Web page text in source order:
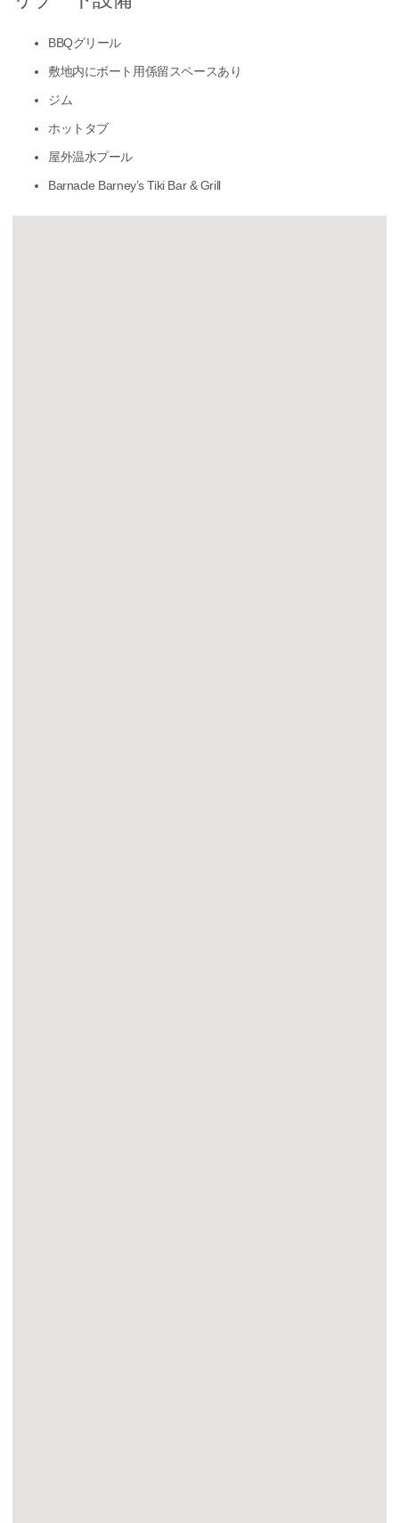
BBQグリール
敷地内にボート用係留スペースあり
ジム
ホットタブ
屋外温水プール
Barnacle Barney’s Tiki Bar & Grill